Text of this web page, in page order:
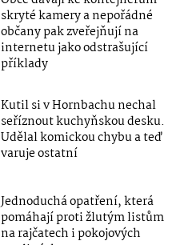
skryté kamery a nepořádné
občany pak zveřejňují na
internetu jako odstrašující
příklady
Kutil si v Hornbachu nechal
seříznout kuchyňskou desku.
Udělal komickou chybu a teď
varuje ostatní
Jednoduchá opatření, která
pomáhají proti žlutým listům
na rajčatech i pokojových